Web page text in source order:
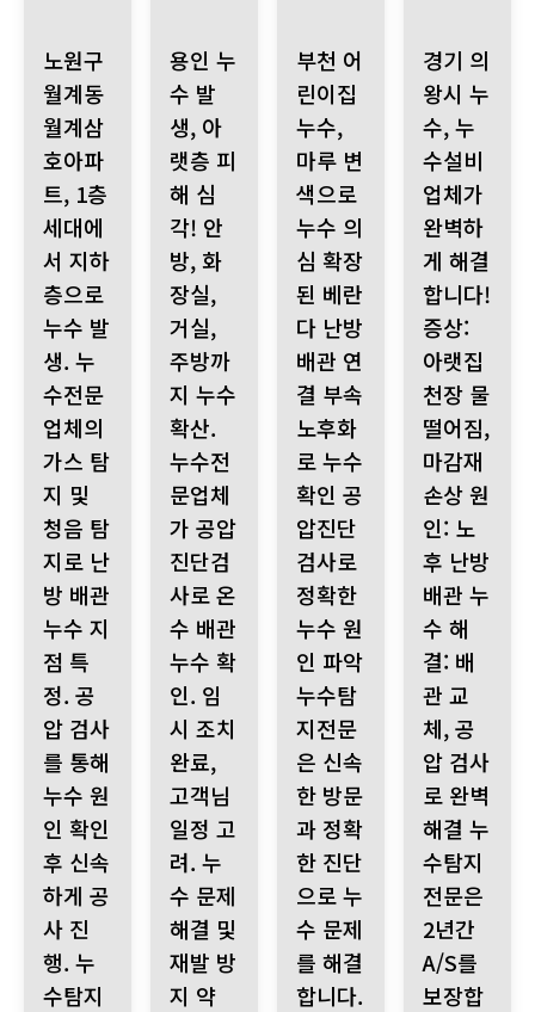
노원구
월계동
월계삼
호아파
트, 1층
세대에
서 지하
층으로
누수 발
생. 누
수전문
업체의
가스 탐
지 및
청음 탐
지로 난
방 배관
누수 지
점 특
정. 공
압 검사
를 통해
누수 원
인 확인
후 신속
하게 공
사 진
행. 누
수탐지
용인 누
수 발
생, 아
랫층 피
해 심
각! 안
방, 화
장실,
거실,
주방까
지 누수
확산.
누수전
문업체
가 공압
진단검
사로 온
수 배관
누수 확
인. 임
시 조치
완료,
고객님
일정 고
려. 누
수 문제
해결 및
재발 방
지 약
부천 어
린이집
누수,
마루 변
색으로
누수 의
심 확장
된 베란
다 난방
배관 연
결 부속
노후화
로 누수
확인 공
압진단
검사로
정확한
누수 원
인 파악
누수탐
지전문
은 신속
한 방문
과 정확
한 진단
으로 누
수 문제
를 해결
합니다.
경기 의
왕시 누
수, 누
수설비
업체가
완벽하
게 해결
합니다!
증상:
아랫집
천장 물
떨어짐,
마감재
손상 원
인: 노
후 난방
배관 누
수 해
결: 배
관 교
체, 공
압 검사
로 완벽
해결 누
수탐지
전문은
2년간
A/S를
보장합